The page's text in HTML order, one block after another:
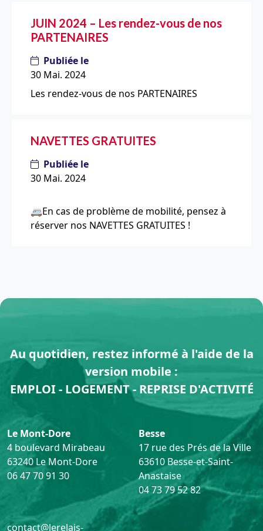
JUIN 2024 – Les rendez-vous de nos
PARTENAIRES
Publiée le
30 Mai. 2024
Les rendez-vous de nos PARTENAIRES
NAVETTES GRATUITES
Publiée le
30 Mai. 2024
🚐En cas de problème de mobilité, pensez à
réserver nos NAVETTES GRATUITES !
Au quotidien, restez informé à l'aide de la
version mobile :
EMPLOI - LOGEMENT - REPRISE D'ACTIVITÉ
Le Mont-Dore
4 boulevard Mirabeau
63240 Le Mont-Dore
06 47 70 91 30
Besse
17 rue des Prés de la Ville
63610 Besse-et-Saint-
Anastaise
04 73 79 52 82
contact@lerelais-